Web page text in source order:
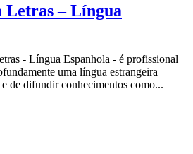
– Língua
- Língua Espanhola - é profissional
uma língua estrangeira
de difundir conhecimentos como...